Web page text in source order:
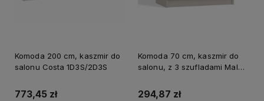
Komoda 200 cm, kaszmir do
salonu Costa 1D3S/2D3S
773,45 zł
Komoda 70 cm, kaszmir do
salonu, z 3 szufladami Malwa
294,87 zł